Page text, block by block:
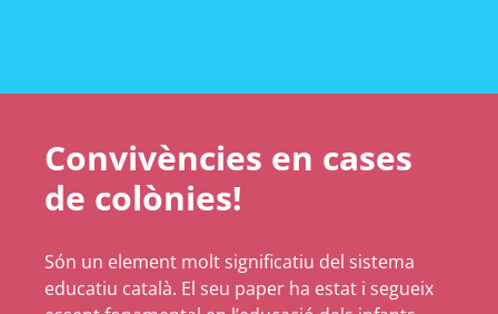
Convivències en cases
de colònies!
Són un element molt significatiu del sistema
educatiu català. El seu paper ha estat i segueix